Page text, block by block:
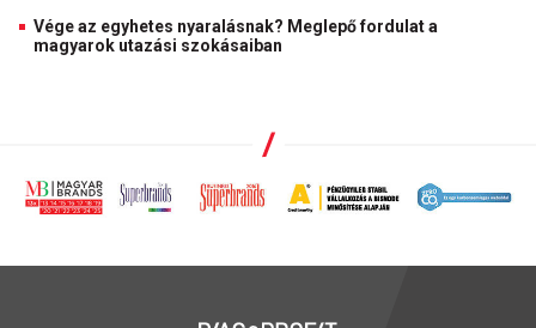
Vége az egyhetes nyaralásnak? Meglepő fordulat a
magyarok utazási szokásaiban